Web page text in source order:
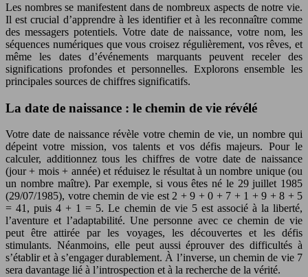
Les nombres se manifestent dans de nombreux aspects de notre vie.
Il est crucial d’apprendre à les identifier et à les reconnaître comme
des messagers potentiels. Votre date de naissance, votre nom, les
séquences numériques que vous croisez régulièrement, vos rêves, et
même les dates d’événements marquants peuvent receler des
significations profondes et personnelles. Explorons ensemble les
principales sources de chiffres significatifs.
La date de naissance : le chemin de vie révélé
Votre date de naissance révèle votre chemin de vie, un nombre qui
dépeint votre mission, vos talents et vos défis majeurs. Pour le
calculer, additionnez tous les chiffres de votre date de naissance
(jour + mois + année) et réduisez le résultat à un nombre unique (ou
un nombre maître). Par exemple, si vous êtes né le 29 juillet 1985
(29/07/1985), votre chemin de vie est 2 + 9 + 0 + 7 + 1 + 9 + 8 + 5
= 41, puis 4 + 1 = 5. Le chemin de vie 5 est associé à la liberté,
l’aventure et l’adaptabilité. Une personne avec ce chemin de vie
peut être attirée par les voyages, les découvertes et les défis
stimulants. Néanmoins, elle peut aussi éprouver des difficultés à
s’établir et à s’engager durablement. À l’inverse, un chemin de vie 7
sera davantage lié à l’introspection et à la recherche de la vérité.